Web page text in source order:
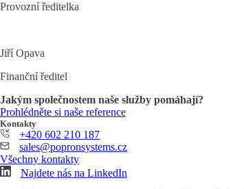
Provozní ředitelka
Jiří Opava
Finanční ředitel
Jakým společnostem naše služby pomáhají?
Prohlédněte si naše reference
Kontakty
+420 602 210 187
sales@popronsystems.cz
Všechny kontakty
Najdete nás na LinkedIn